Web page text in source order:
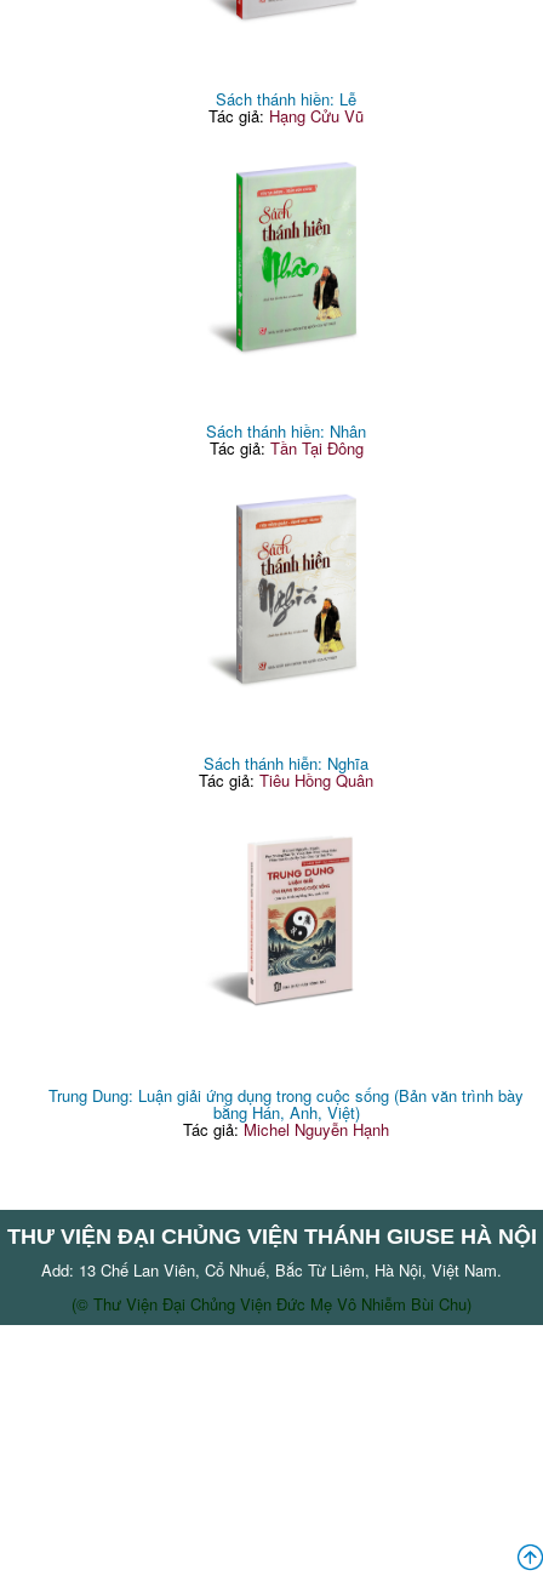
Sách thánh hiền: Lễ
Tác giả: Hạng Cửu Vũ
Sách thánh hiền: Nhân
Tác giả: Tần Tại Đông
Sách thánh hiễn: Nghĩa
Tác giả:Tiêu Hồng Quân
Trung Dung: Luận giải ứng dụng trong cuộc sống (Bản văn trình bày
bằng Hán, Anh, Việt)
Tác giả:Michel Nguyễn Hạnh
THƯ VIỆN ĐẠI CHỦNG VIỆN THÁNH GIUSE HÀ NỘI
Add: 13 Chế Lan Viên, Cổ Nhuế, Bắc Từ Liêm, Hà Nội, Việt Nam.
(© Thư Viện Đại Chủng Viện Đức Mẹ Vô Nhiễm Bùi Chu)